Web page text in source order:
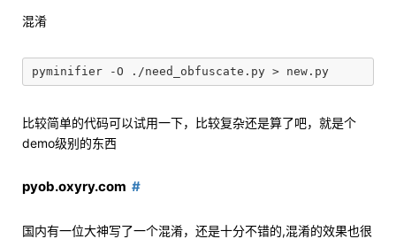
混淆
比较简单的代码可以试用一下，比较复杂还是算了吧，就是个
demo级别的东西
pyob.oxyry.com
国内有一位大神写了一个混淆，还是十分不错的,混淆的效果也很